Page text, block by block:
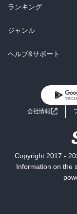
雑誌・グラビア
BL・TL
ラノベ
雑誌・グラビア
BL・TL
総合
ラノベ
雑誌・グラビア
ランキング
総合
ラノベ
ジャンル
コミック
ライトノベル
ミステリー
ヘルプ&サポート
よくあるご質問
会社情報
Copyright 2017 -
Information on the